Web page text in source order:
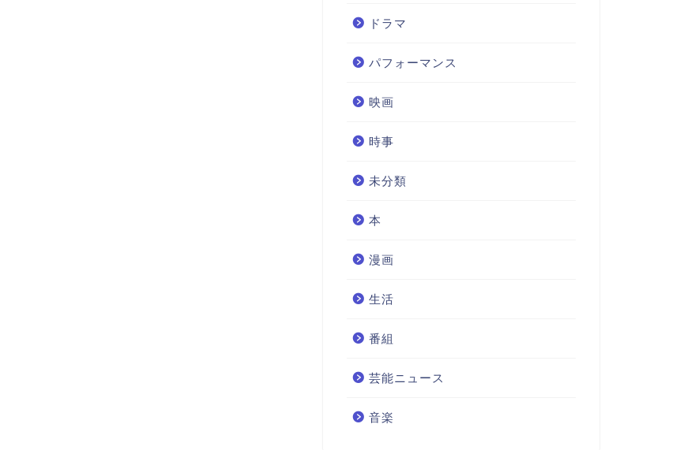
ドラマ
パフォーマンス
映画
時事
未分類
本
漫画
生活
番組
芸能ニュース
音楽